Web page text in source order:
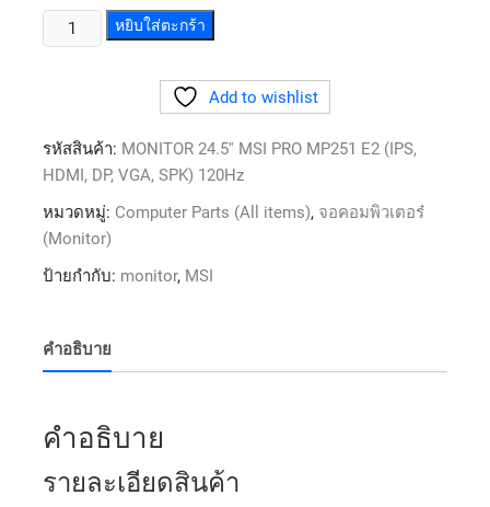
หยิบใส่ตะกร้า
Add to wishlist
รหัสสินค้า: MONITOR 24.5'' MSI PRO MP251 E2 (IPS,
HDMI, DP, VGA, SPK) 120Hz
หมวดหมู่: Computer Parts (All items), จอคอมพิวเตอร๋
(Monitor)
ป้ายกำกับ: monitor, MSI
คำอธิบาย
คำอธิบาย
รายละเอียดสินค้า